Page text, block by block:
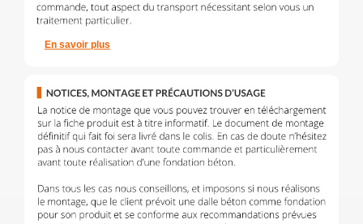
En savoir plus